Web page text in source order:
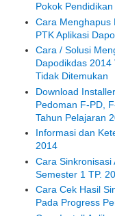
Pokok
Cara Menghapus
PTK Aplikasi
Cara / Solusi
Dapodikdas 2014
Tidak Ditemukan
Download
Pedoman F-PD,
Tahun Pelajaran
Informasi dan
2014
Cara Sinkronisasi
Semester 1 TP.
Cara Cek Hasil
Pada Progress